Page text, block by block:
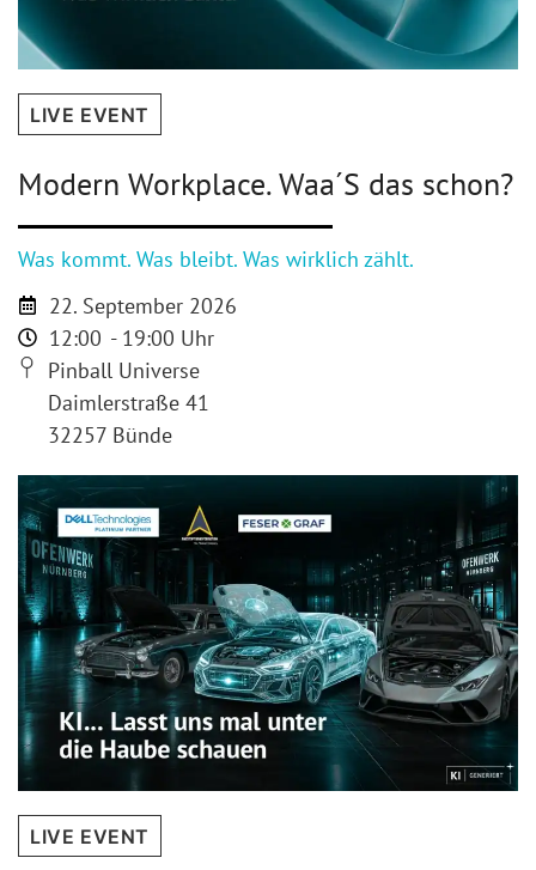
LIVE EVENT
Modern Workplace. Waa´S das schon?
Was kommt. Was bleibt. Was wirklich zählt.
22. September 2026
12:00 - 19:00 Uhr
Pinball Universe
Daimlerstraße 41
32257 Bünde
LIVE EVENT